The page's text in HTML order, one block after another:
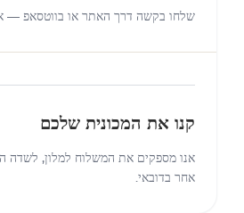
שלחו בקשה דרך האתר או בווטסאפ —
קנו את המכונית שלכם
אנו מספקים את המשלוח למלון, לשדה
אחר בדובאי.